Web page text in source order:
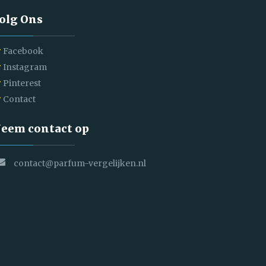
Ons
Facebook
Instagram
Pinterest
Contact
contact op
contact@parfum-vergelijken.nl